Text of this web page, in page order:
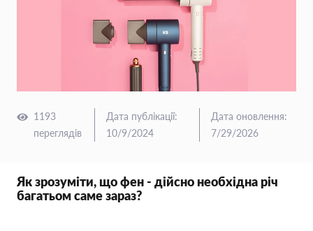
1193
переглядів
Дата публікації:
10/9/2024
Дата оновлення:
7/29/2026
Як зрозуміти, що фен - дійсно необхідна річ
багатьом саме зараз?